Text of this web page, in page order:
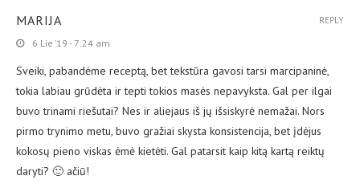
MARIJA
6 Lie ’19 - 7:24 am
Sveiki, pabandėme receptą, bet tekstūra gavosi tarsi marcipaninė,
tokia labiau grūdėta ir tepti tokios masės nepavyksta. Gal per ilgai
buvo trinami riešutai? Nes ir aliejaus iš jų išsiskyrė nemažai. Nors
pirmo trynimo metu, buvo gražiai skysta konsistencija, bet įdėjus
kokosų pieno viskas ėmė kietėti. Gal patarsit kaip kitą kartą reiktų
daryti? 🙂 ačiū!
REPLY